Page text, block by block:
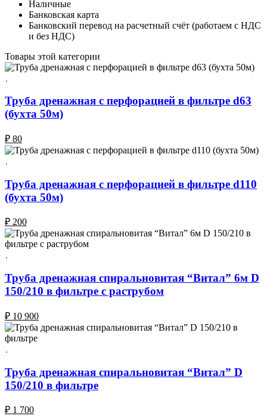
Наличные
Банковская карта
Банковский перевод на расчетный счёт (работаем с НДС
и без НДС)
Товары этой категории
Труба дренажная с перфорацией в фильтре d63
(бухта 50м)
₽ 80
Труба дренажная с перфорацией в фильтре d110
(бухта 50м)
₽ 200
Труба дренажная спиральновитая “Витал” 6м D
150/210 в фильтре с раструбом
₽ 10 900
Труба дренажная спиральновитая “Витал” D
150/210 в фильтре
₽ 1 700